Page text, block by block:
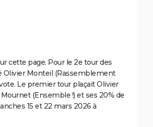
cette page. Pour le 2e tour des
Olivier Monteil (Rassemblement
Le premier tour plaçait Olivier
(Ensemble !) et ses 20% de
15 et 22 mars 2026 à